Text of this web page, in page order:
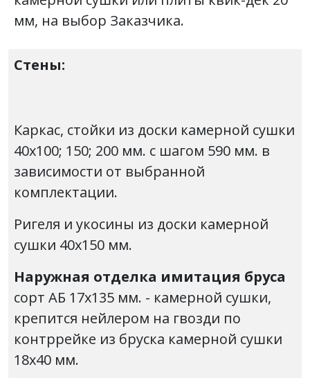
мм, на выбор Заказчика.
Стены:
Каркас, стойки из доски камерной сушки
40х100; 150; 200 мм. с шагом 590 мм. в
зависимости от выбранной
комплектации.
Ригеля и укосины из доски камерной
сушки 40х150 мм.
Наружная отделка имитация бруса
сорт АБ 17х135 мм. - камерной сушки,
крепится нейлером на гвозди по
контррейке из бруска камерной сушки
18х40 мм.